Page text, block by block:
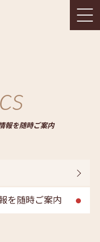
報を随時ご案内
を随時ご案内